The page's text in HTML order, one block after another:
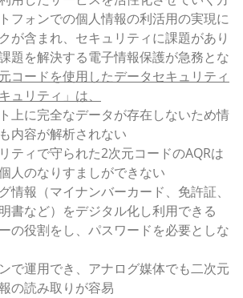
フォンでの個人情報の利活用の実現に
が含まれ、セキュリティに課題があり
題を解決する電子情報保護が急務とな
コードを使用したデータセキュリティ
ュリティ」は、
上に完全なデータが存在しないため情
内容が解析されない
ティで守られた2次元コードのAQRは
人のなりすましができない
情報（マイナンバーカード、免許証、
書など）をデジタル化し利用できる
の役割をし、パスワードを必要としな
で運用でき、アナログ媒体でも二次元
の読み取りが容易